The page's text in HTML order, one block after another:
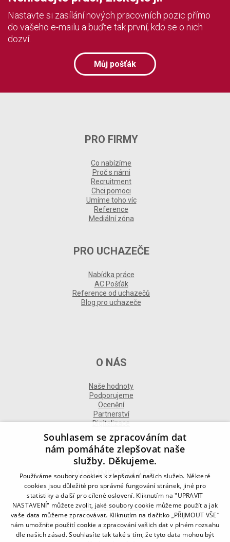
Nastavte si zasílání nových pracovních pozic přímo
do vašeho e-mailu a buďte tak první, kdo se o nich
dozví.
Můj pošťák
PRO FIRMY
Co nabízíme
Proč s námi
Recruitment
Chci pomoci
Umíme toho víc
Reference
Mediální zóna
PRO UCHAZEČE
Nabídka práce
AC Pošťák
Reference od uchazečů
Blog pro uchazeče
O NÁS
Naše hodnoty
Podporujeme
Ocenění
Partnerství
Digitalizace
DALŠÍ INFORMACE
Kontakt
Naše odborné divize
Naše pobočky
Zásady zpracování osobních údajů
Všeobecné podmínky
Souhlasem se zpracováním dat
nám pomáháte zlepšovat naše
služby. Děkujeme.
Používáme soubory cookies k zlepšování našich služeb. Některé
cookies jsou důležité pro správné fungování stránek, jiné pro
statistiky a další pro cílené oslovení. Kliknutím na "UPRAVIT
NASTAVENÍ" můžete zvolit, jaké soubory cookie můžeme použít a jak
vaše data můžeme zpracovávat. Kliknutím na tlačítko „PŘIJMOUT VŠE“
nám umožníte použití cookie a zpracování vašich dat v plném rozsahu
dle našich zásad. Souhlasíte tak také s tím, že tyto data mohou být